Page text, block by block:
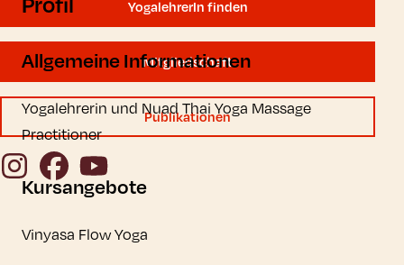
YogalehrerIn finden
Mitgliedschaft
Publikationen
InstagramFacebook
YouTube
Allgemeine Informationen
Yogalehrerin und Nuad Thai Yoga Massage
Practitioner
Kursangebote
Vinyasa Flow Yoga